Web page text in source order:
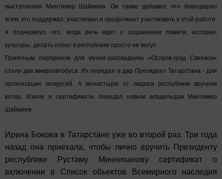
выступлении Минтимер Шаймиев. Он также добавил, что благодарен
всем, кто поддержал, участвовал и продолжает участвовать в этой работе,
и подчеркнул, что, когда речь идет о сохранении памяти, истории,
культуры, делать плохо в республике просто не могут.
Приятным сюрпризом для музея-заповедника «Остров-град Свияжск»
стали два микроавтобуса. Их передал в дар Президент Татарстана - для
организации экскурсий. А монастырю от лидера республики вручили
катер. Ключи и сертификаты передал новым владельцам Минтимер
Шаймиев.
Ирина Бокова в Татарстане уже во второй раз. Три года
назад она приехала, чтобы лично вручить Президенту
республики Рустаму Минниханову сертификат о
включении в Список объектов Всемирного наследия